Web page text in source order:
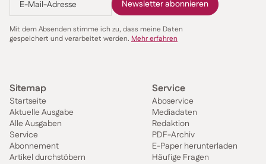
Mit dem Absenden stimme ich zu, dass meine Daten
gespeichert und verarbeitet werden. Mehr erfahren
Sitemap
Startseite
Aktuelle Ausgabe
Alle Ausgaben
Service
Abonnement
Artikel durchstöbern
Service
Aboservice
Mediadaten
Redaktion
PDF-Archiv
E-Paper herunterladen
Häufige Fragen